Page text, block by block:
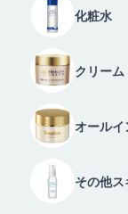
化粧水
クリーム
オール
その他